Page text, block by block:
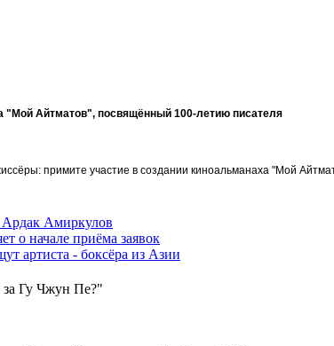
"Мой Айтматов", посвящённый 100-летию писателя
примите участие в создании киноальманаха "Мой
Ардак Амиркулов
о начале приёма заявок
артиста - боксёра из Азии
Гу Чжун Пе?"